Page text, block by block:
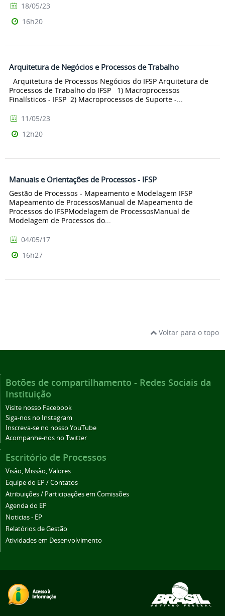
18/05/23
16h20
Arquitetura de Negócios e Processos de Trabalho
Arquitetura de Processos Negócios do IFSP Arquitetura de
Processos de Trabalho do IFSP 1) Macroprocessos
Finalísticos - IFSP 2) Macroprocessos de Suporte -...
11/05/23
12h20
Manuais e Orientações de Processos - IFSP
Gestão de Processos - Mapeamento e Modelagem IFSP
Mapeamento de ProcessosManual de Mapeamento de
Processos do IFSPModelagem de ProcessosManual de
Modelagem de Processos do...
04/05/17
16h27
Voltar para o topo
Botões de compartilhamento - Redes Sociais da
Instituição
Visite nosso Facebook
Siga-nos no Instagram
Inscreva-se no nosso YouTube
Acompanhe-nos no Twitter
Escritório de Processos
Visão, Missão, Valores
Equipe do EP / Contatos
Atribuições / Participações em Comissões
Agenda do EP
Noticias - EP
Relatórios de Gestão
Atividades em Desenvolvimento